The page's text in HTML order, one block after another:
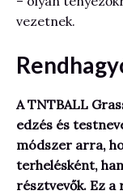
vezetnek.
A TNTBALL
edzés és
módszer arra,
terhelésként,
résztvevők. Ez a